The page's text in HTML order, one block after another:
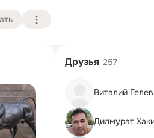
Друзья 257
Виталий Гелев
Дилмурат